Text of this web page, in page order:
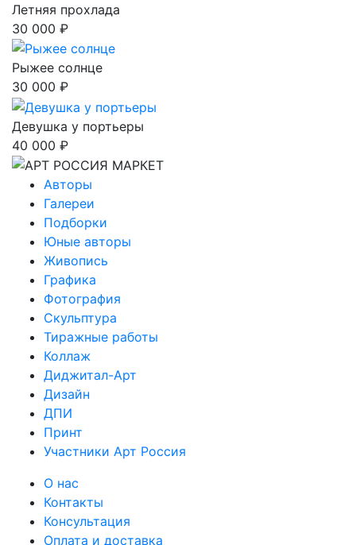
Летняя прохлада
30 000 ₽
Рыжее солнце
30 000 ₽
Девушка у портьеры
40 000 ₽
Авторы
Галереи
Подборки
Юные авторы
Живопись
Графика
Фотография
Скульптура
Тиражные работы
Коллаж
Диджитал-Арт
Дизайн
ДПИ
Принт
Участники Арт Россия
О нас
Контакты
Консультация
Оплата и доставка